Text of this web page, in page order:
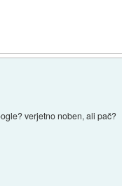
verjetno noben, ali pač?